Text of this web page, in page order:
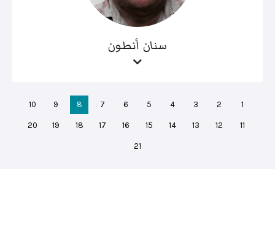
سنان أنطون
1
2
3
4
5
6
7
8
9
10
11
12
13
14
15
16
17
18
19
20
21